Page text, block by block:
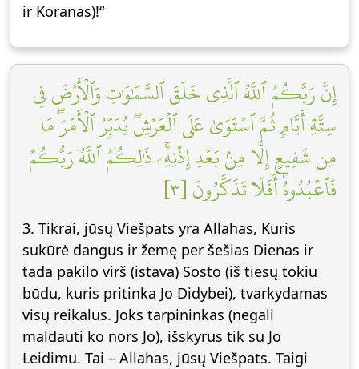
ir Koranas)!“
إِنَّ رَبَّكُمُ ٱللَّهُ ٱلَّذِي خَلَقَ ٱلسَّمَٰوَٰتِ وَٱلۡأَرۡضَ فِي
سِتَّةِ أَيَّامٖ ثُمَّ ٱسۡتَوَىٰ عَلَى ٱلۡعَرۡشِۖ يُدَبِّرُ ٱلۡأَمۡرَۖ مَا
مِن شَفِيعٍ إِلَّا مِنۢ بَعۡدِ إِذۡنِهِۦۚ ذَٰلِكُمُ ٱللَّهُ رَبُّكُمۡ
فَٱعۡبُدُوهُۚ أَفَلَا تَذَكَّرُونَ [٣]
3. Tikrai, jūsų Viešpats yra Allahas, Kuris
sukūrė dangus ir žemę per šešias Dienas ir
tada pakilo virš (istava) Sosto (iš tiesų tokiu
būdu, kuris pritinka Jo Didybei), tvarkydamas
visų reikalus. Joks tarpininkas (negali
maldauti ko nors Jo), išskyrus tik su Jo
Leidimu. Tai – Allahas, jūsų Viešpats. Taigi